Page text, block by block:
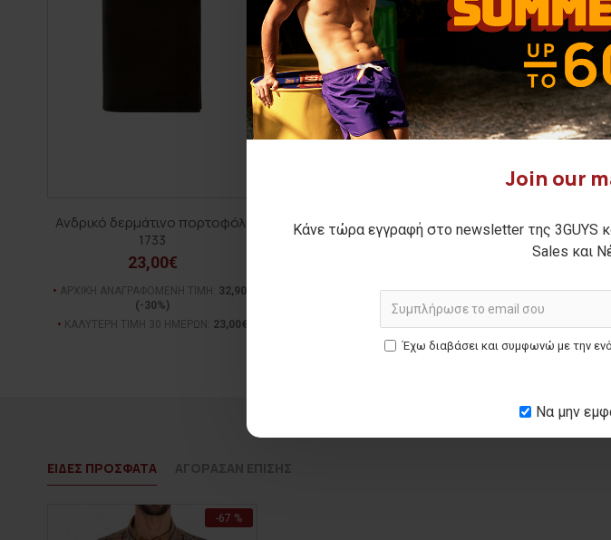
Join our
Κάνε τώρα εγγραφή στο newsletter της 3GUYS
Sales και
Έχω διαβάσει και συμφωνώ με την
Να μην
Ανδρικό δερμάτινο πορτοφόλι
1733
23,00€
ΑΡΧΙΚΗ ΑΝΑΓΡΑΦΟΜΕΝΗ ΤΙΜΗ:
32,90€
(-30%)
ΚΑΛΥΤΕΡΗ ΤΙΜΗ 30 ΗΜΕΡΩΝ:
23,00€
Ανδρικό jean παντελόνι HENRY
(-33%)
ΚΑΛΥΤΕΡΗ ΤΙΜΗ 30 ΗΜΕΡΩΝ: 40,00€
ΕΙΔΕΣ ΠΡΟΣΦΑΤΑ
-67 %